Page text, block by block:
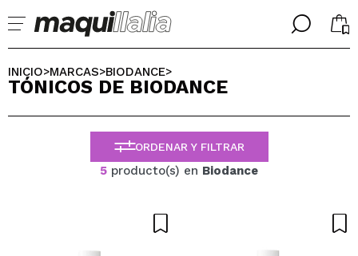
╳
Ya soy #maquilover, tengo cuenta
╳
SELECCIONA TU IDIOMA
ESPAÑOL
ENGLISH
FRANCES
ALEMAN
INICIO>MARCAS>BIODANCE>
TÓNICOS DE BIODANCE
ORDENAR Y FILTRAR
5 producto(s) en Biodance